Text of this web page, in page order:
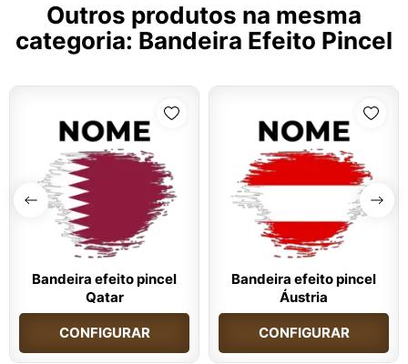
Outros produtos na mesma
categoria: Bandeira Efeito Pincel
Bandeira efeito pincel
Qatar
CONFIGURAR
Bandeira efeito pincel
Áustria
CONFIGURAR